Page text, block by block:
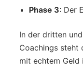
Phase 3: Der
In der dritten
Coachings steht
mit echtem Geld